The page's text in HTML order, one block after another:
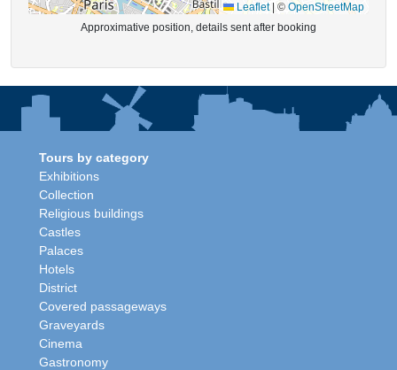
Leaflet © OpenStreetMap
Approximative position, details sent after booking
Tours by category
Exhibitions
Collection
Religious buildings
Castles
Palaces
Hotels
District
Covered passageways
Graveyards
Cinema
Gastronomy